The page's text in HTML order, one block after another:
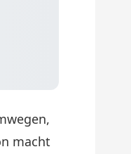
macht